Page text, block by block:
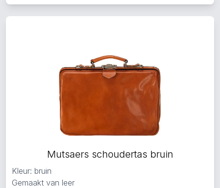
Mutsaers schoudertas bruin
Kleur: bruin
Gemaakt van leer